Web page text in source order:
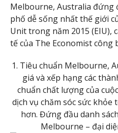
Melbourne, Australia đứng
phố dễ sống nhất thế giới
Unit trong năm 2015 (EIU),
tế của The Economist công
1. Tiêu chuẩn Melbourne,
giá và xếp hạng các
chuẩn chất lượng của
dịch vụ chăm sóc sức
hơn. Đứng đầu danh
Melbourne – đại